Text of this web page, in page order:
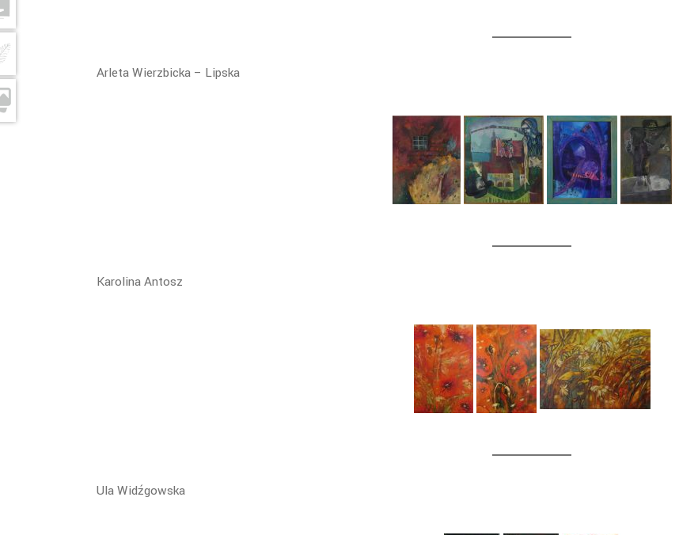
Arleta Wierzbicka – Lipska
Karolina Antosz
Ula Widźgowska